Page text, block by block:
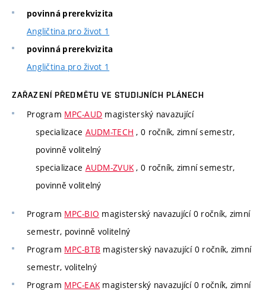
povinná prerekvizita
Angličtina pro život 1
povinná prerekvizita
Angličtina pro život 1
ZAŘAZENÍ PŘEDMĚTU VE STUDIJNÍCH PLÁNECH
Program MPC-AUD magisterský navazující
specializace AUDM-TECH , 0 ročník, zimní semestr,
povinně volitelný
specializace AUDM-ZVUK, 0 ročník, zimní semestr,
povinně volitelný
Program MPC-BIO magisterský navazující 0 ročník, zimní
semestr, povinně volitelný
Program MPC-BTB magisterský navazující 0 ročník, zimní
semestr, volitelný
Program MPC-EAK magisterský navazující 0 ročník, zimní